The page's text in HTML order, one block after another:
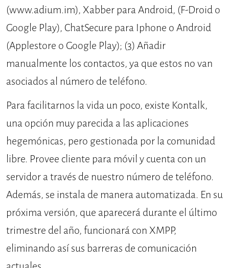
(www.adium.im), Xabber para Android, (F-Droid o
Google Play), ChatSecure para Iphone o Android
(Applestore o Google Play); (3) Añadir
manualmente los contactos, ya que estos no van
asociados al número de teléfono.
Para facilitarnos la vida un poco, existe Kontalk,
una opción muy parecida a las aplicaciones
hegemónicas, pero gestionada por la comunidad
libre. Provee cliente para móvil y cuenta con un
servidor a través de nuestro número de teléfono.
Además, se instala de manera automatizada. En su
próxima versión, que aparecerá durante el último
trimestre del año, funcionará con XMPP,
eliminando así sus barreras de comunicación